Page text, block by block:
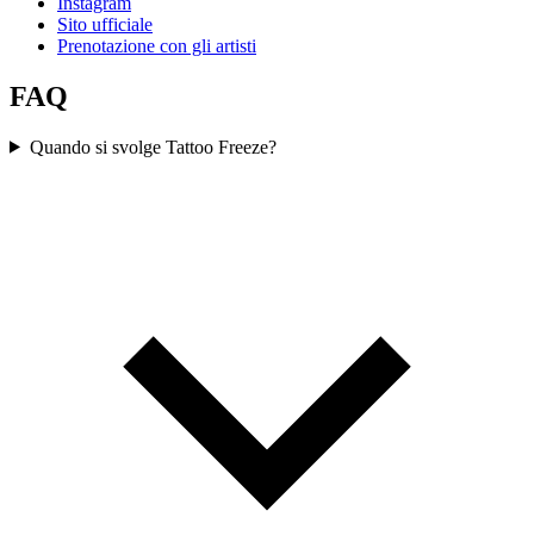
Sito ufficiale
Prenotazione con gli artisti
FAQ
Quando si svolge Tattoo Freeze?